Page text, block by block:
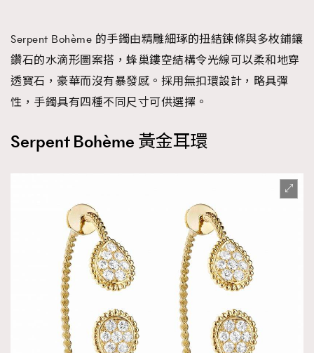
Serpent Bohème 的手鐲由精雕細琢的扭結鍊條與多枚鋪鑲
鑽石的水滴形圖案搭，蜂巢鏤空結構令光線可以柔和地穿
透寶石，豪華而沒有暴發感。採用無扣環設計，略具彈
性，手鐲具有四種不同尺寸可供選擇。
Serpent Bohème 黃金耳環